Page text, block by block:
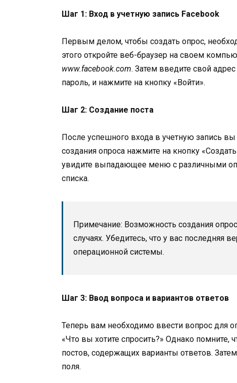
Шаг 1: Вход в учетную запись Facebook
Первым делом, чтобы создать опрос,
этого откройте веб-браузер на своем
www.facebook.com. Затем введите свой
пароль, и нажмите на кнопку «Войти».
Шаг 2: Создание поста
После успешного входа в учетную запись
создания опроса нажмите на кнопку
увидите выпадающее меню с различными
списка.
Примечание: Возможность создания
случаях. Убедитесь, что у вас последняя
операционной системы.
Шаг 3: Ввод вопроса и вариантов ответов
Теперь вам необходимо ввести вопрос для
«Что вы хотите спросить?» Однако помните,
постов, содержащих варианты ответов.
поля.